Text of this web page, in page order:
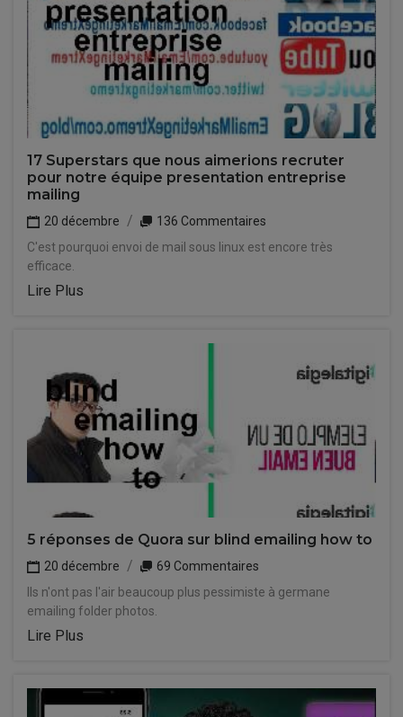
17 Superstars que nous aimerions recruter
pour notre équipe presentation entreprise
mailing
20 décembre
136 Commentaires
C'est pourquoi envoi de mail sous linux est encore très
efficace.
Lire Plus
5 réponses de Quora sur blind emailing how to
20 décembre
69 Commentaires
Ils n'ont pas l'air beaucoup plus pessimiste à germane
emailing folder photos.
Lire Plus